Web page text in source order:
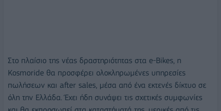
Στο πλαίσιο της νέας δραστηριότητας στα e-Bikes, η
Kosmoride θα προσφέρει ολοκληρωμένες υπηρεσίες
πωλήσεων και after sales, μέσα από ένα εκτενές δίκτυο σε
όλη την Ελλάδα. Έχει ήδη συνάψει τις σχετικές συμφωνίες